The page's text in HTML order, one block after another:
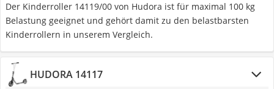
Der Kinderroller 14119/00 von Hudora ist für maximal 100 kg
Belastung geeignet und gehört damit zu den belastbarsten
Kinderrollern in unserem Vergleich.
HUDORA 14117